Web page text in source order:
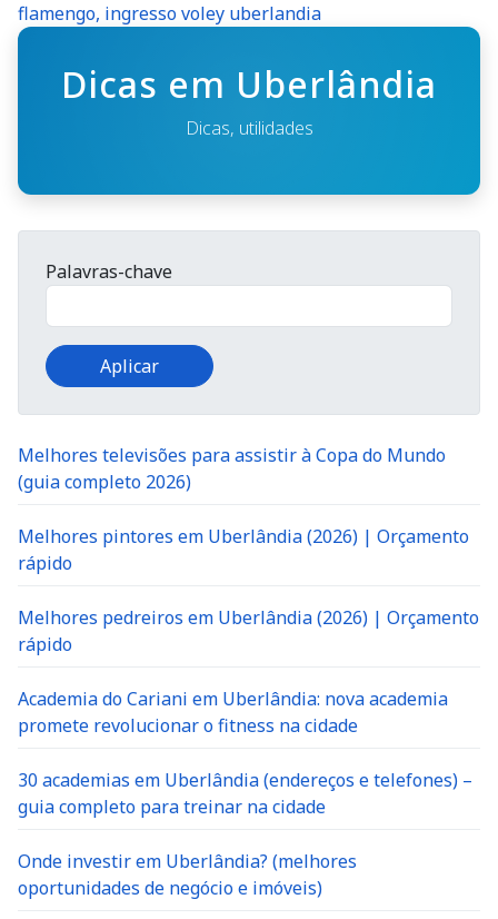
flamengo, ingresso voley uberlandia
Dicas em Uberlândia
Dicas, utilidades
Palavras-chave
Melhores televisões para assistir à Copa do Mundo
(guia completo 2026)
Melhores pintores em Uberlândia (2026) | Orçamento
rápido
Melhores pedreiros em Uberlândia (2026) | Orçamento
rápido
Academia do Cariani em Uberlândia: nova academia
promete revolucionar o fitness na cidade
30 academias em Uberlândia (endereços e telefones) –
guia completo para treinar na cidade
Onde investir em Uberlândia? (melhores
oportunidades de negócio e imóveis)